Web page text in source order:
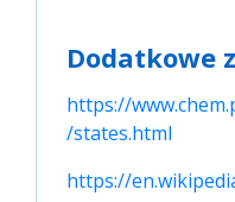
Dodatkowe
https://
/states.html
https://